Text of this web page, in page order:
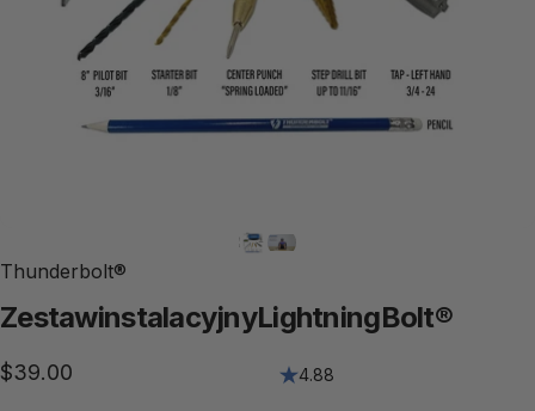
Thunderbolt®
ZestawinstalacyjnyLightningBolt®
$39.00 4.88